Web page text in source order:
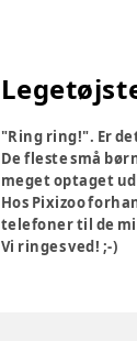
"Ring ring!". Er
De fleste små
meget optaget
Hos Pixizoo
telefoner til de
Vi ringes ved! ;-)